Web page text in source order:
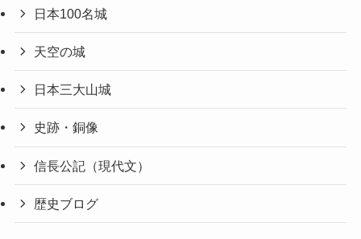
日本100名城
天空の城
日本三大山城
史跡・銅像
信長公記（現代文）
歴史ブログ